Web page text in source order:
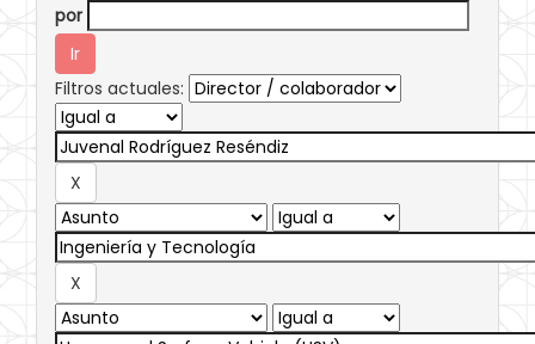
por
Filtros actuales: